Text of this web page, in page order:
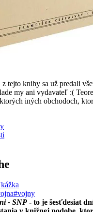
z tejto knihy sa už predali
my ani vydavateľ :(
iných obchodoch,
#vojny
- SNP - to je šesťdesiat